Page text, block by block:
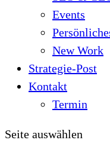
Events
New Work
Strategie-Post
Kontakt
Termin
Seite auswählen